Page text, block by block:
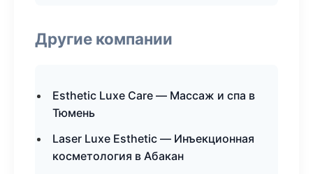
Другие компании
Esthetic Luxe Care — Массаж и спа в
Тюмень
Laser Luxe Esthetic — Инъекционная
косметология в Абакан